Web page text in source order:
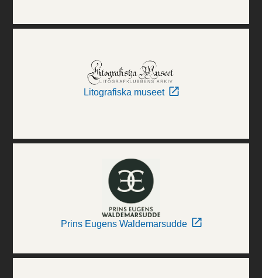
Litografiska museet
Prins Eugens Waldemarsudde